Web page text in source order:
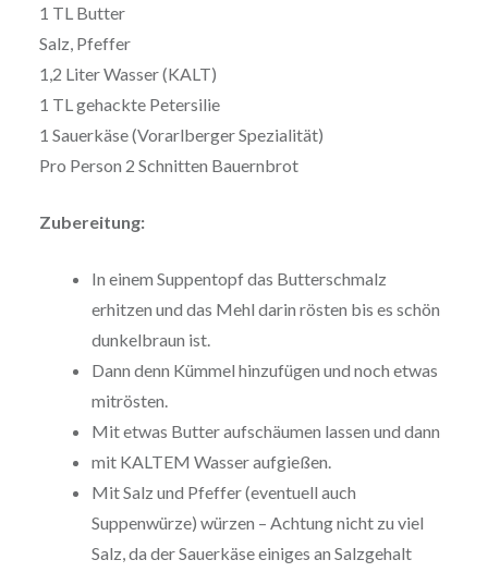
1 TL Butter
Salz, Pfeffer
1,2 Liter Wasser (KALT)
1 TL gehackte Petersilie
1 Sauerkäse (Vorarlberger Spezialität)
Pro Person 2 Schnitten Bauernbrot
Zubereitung:
In einem Suppentopf das Butterschmalz
erhitzen und das Mehl darin rösten bis es schön
dunkelbraun ist.
Dann denn Kümmel hinzufügen und noch etwas
mitrösten.
Mit etwas Butter aufschäumen lassen und dann
mit KALTEM Wasser aufgießen.
Mit Salz und Pfeffer (eventuell auch
Suppenwürze) würzen – Achtung nicht zu viel
Salz, da der Sauerkäse einiges an Salzgehalt